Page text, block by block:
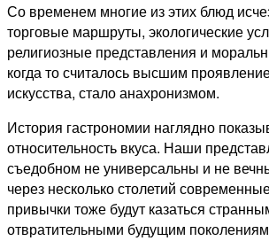
Со временем многие из этих блюд
торговые маршруты, экологические
религиозные представления и
когда то считалось высшим
искусства, стало анахронизмом.
История гастрономии наглядно
относительность вкуса. Наши
съедобном не универсальны и не
через несколько столетий
привычки тоже будут казаться
отвратительными будущим